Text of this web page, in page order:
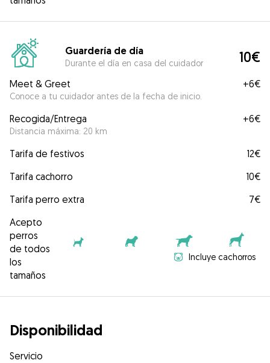
Guardería de día
Durante el día en casa del cuidador 10€
Meet & Greet
Conoce a tu cuidador antes de la fecha de inicio.
+6€
Recogida/Entrega
Distancia máxima: 20 km
+6€
Tarifa de festivos
12€
Tarifa cachorro
10€
Tarifa perro extra
7€
Acepto
perros
de todos
los
tamaños
Incluye cachorros
Disponibilidad
Servicio